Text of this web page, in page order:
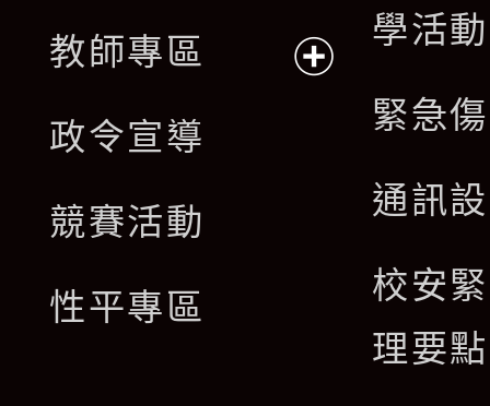
單
開
教師專區
政令宣導
競賽活動
性平專區
學活
緊急
通訊
校安
理要點